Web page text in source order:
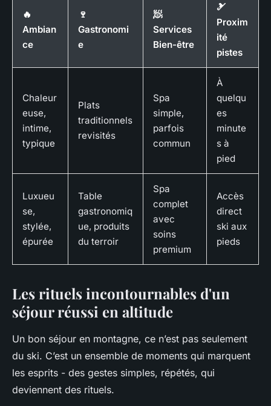
🔥
Ambian
ce
🍷
Gastronomi
e
🧖
Services
Bien-être
🎿
Proxim
ité
pistes
Chaleur
euse,
intime,
typique
Plats
traditionnels
revisités
Spa
simple,
parfois
commun
À
quelqu
es
minute
s à
pied
Luxueu
se,
stylée,
épurée
Table
gastronomiq
ue, produits
du terroir
Spa
complet
avec
soins
premium
Accès
direct
ski aux
pieds
Les rituels incontournables d'un
séjour réussi en altitude
Un bon séjour en montagne, ce n’est pas seulement
du ski. C’est un ensemble de moments qui marquent
les esprits - des gestes simples, répétés, qui
deviennent des rituels.